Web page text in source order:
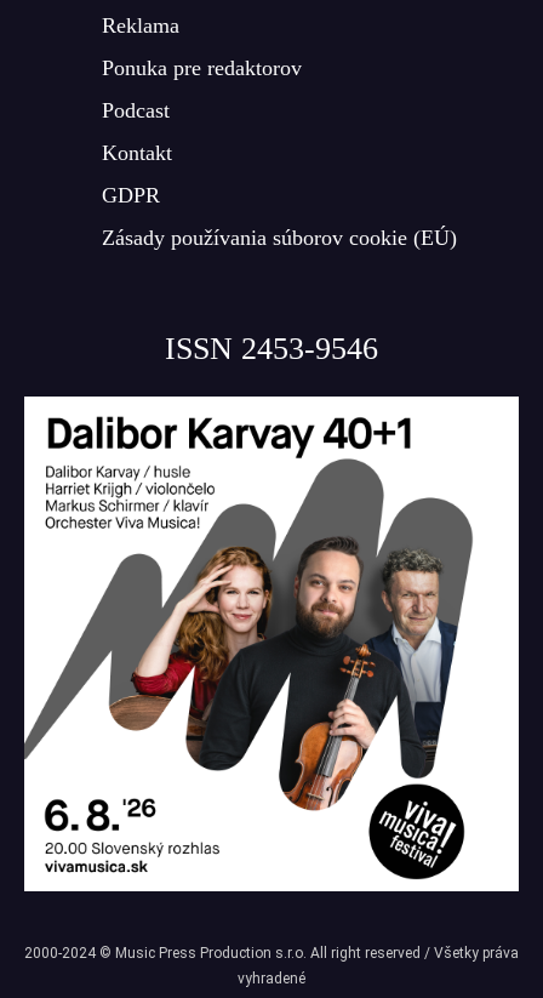
Reklama
Ponuka pre redaktorov
Podcast
Kontakt
GDPR
Zásady používania súborov cookie (EÚ)
ISSN 2453-9546
2000-2024 © Music Press Production s.r.o. All right reserved / Všetky práva
vyhradené